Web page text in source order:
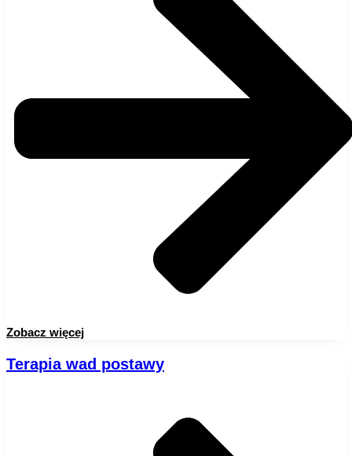
Zobacz więcej
Terapia wad postawy